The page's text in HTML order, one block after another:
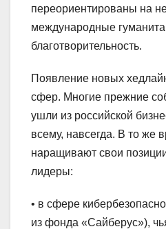
переориентированы на
международные
благотворительность.
Появление новых
сфер. Многие прежние
ушли из российской
всему, навсегда. В то же
наращивают свои
лидеры:
• в сфере
из фонда «Сайберус»),